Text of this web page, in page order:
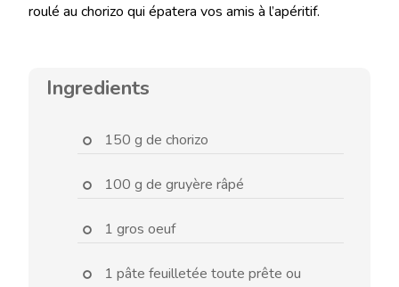
roulé au chorizo qui épatera vos amis à l’apéritif.
Ingredients
150 g de chorizo
100 g de gruyère râpé
1 gros oeuf
1 pâte feuilletée toute prête ou